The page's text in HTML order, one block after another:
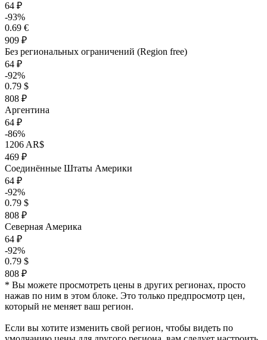
64 ₽
-93%
0.69 €
909 ₽
Без региональных ограничений (Region free)
64 ₽
-92%
0.79 $
808 ₽
Аргентина
64 ₽
-86%
1206 AR$
469 ₽
Соединённые Штаты Америки
64 ₽
-92%
0.79 $
808 ₽
Северная Америка
64 ₽
-92%
0.79 $
808 ₽
* Вы можете просмотреть цены в других регионах, просто
нажав по ним в этом блоке. Это только предпросмотр цен,
который не меняет ваш регион.
Если вы хотите изменить свой регион, чтобы видеть по